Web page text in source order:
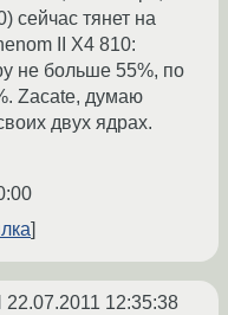
сейчас тянет на
II X4 810:
не больше 55%, по
Zacate, думаю
двух ядрах.
22.07.2011 12:35:38